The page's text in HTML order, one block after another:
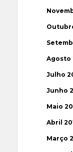
Agosto
Julho
Junho
Maio
Abril
Março